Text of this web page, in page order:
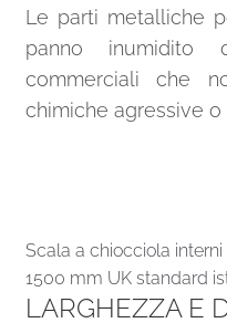
Le parti metalliche
panno
commerciali che
chimiche agressive
Scala a chiocciola
1500 mm UK standard
LARGHEZZA E